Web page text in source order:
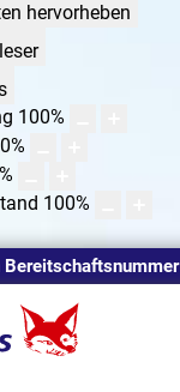
hervorheben
100%
%
%
100%